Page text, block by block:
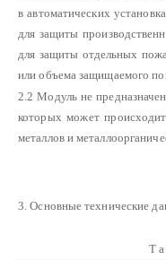
в автоматических
для защиты
для защиты отдельных
или объема защищаемого
2.2 Модуль не
которых может
металлов и
3. Основные технические
Т